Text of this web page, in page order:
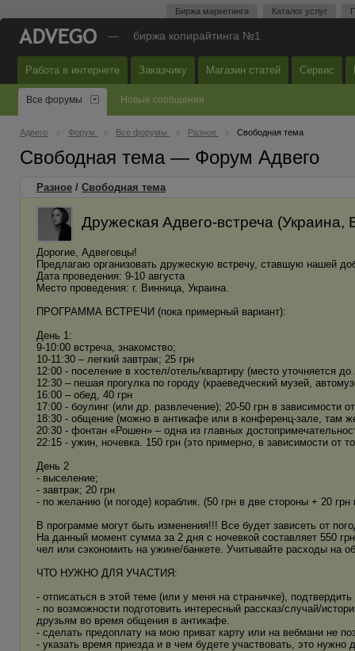
Биржа маркетинга Каталог услуг
— биржа копирайтинга №1
Работа в интернете Заказчику Магазин статей Сервис
Все форумы Новые сообщения
Адвего Форум Все форумы Разное Свободная тема
Свободная тема — Форум Адвего
Разное / Свободная тема
Дружеская Адвего-встреча (Украина,
Дорогие, Адвеговцы!
Предлагаю организовать дружескую встречу, ставшую нашей
Дата проведения: 9-10 августа
Место проведения: г. Винница, Украина.
ПРОГРАММА ВСТРЕЧИ (пока примерный вариант):
День 1:
9-10:00 встреча, знакомство;
10-11:30 – легкий завтрак; 25 грн
12:00 - поселение в хостел/отель/квартиру (место уточняется
12:30 – пешая прогулка по городу (краеведческий музей,
16:00 – обед, 40 грн
17:00 - боулинг (или др. развлечение); 20-50 грн в зависимости
18:30 - общение (можно в антикафе или в конференц-зале, там
20:30 - фонтан «Рошен» – одна из главных
22:15 - ужин, ночевка. 150 грн (это примерно, в зависимости
День 2
- выселение;
- завтрак; 20 грн
- по желанию (и погоде) кораблик. (50 грн в две стороны + 20 грн
В программе могут быть изменения!!! Все будет зависеть от
На данный момент сумма за 2 дня с ночевкой составляет 550
чел или сэкономить на ужине/банкете. Учитывайте расходы на
ЧТО НУЖНО ДЛЯ УЧАСТИЯ:
- отписаться в этой теме (или у меня на страничке),
- по возможности подготовить интересный рассказ/случай/
друзьям во время общения в антикафе.
- сделать предоплату на мою приват карту или на вебмани не
- указать время приезда и в чем будете участвовать, это нужно